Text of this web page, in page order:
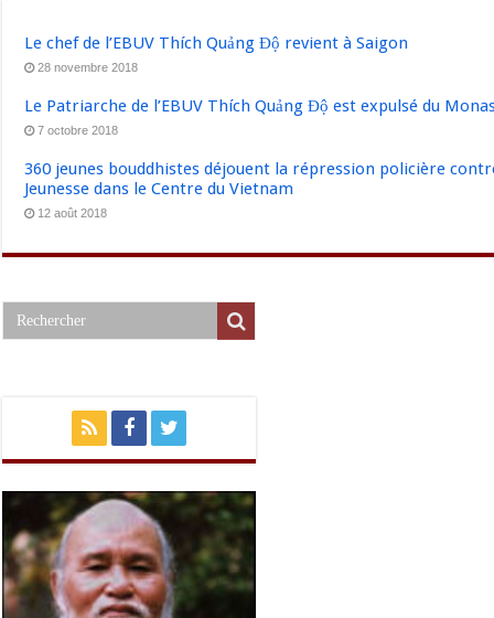
Le chef de l’EBUV Thích Quảng Độ revient à Saigon
28 novembre 2018
Le Patriarche de l’EBUV Thích Quảng Độ est expulsé du
7 octobre 2018
360 jeunes bouddhistes déjouent la répression policière
Jeunesse dans le Centre du Vietnam
12 août 2018